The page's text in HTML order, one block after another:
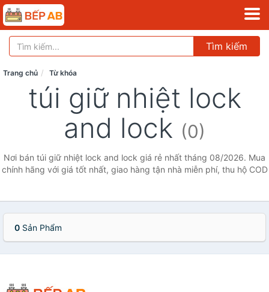
Tìm kiếm
Trang chủ Từ khóa
túi giữ nhiệt lock
and lock (0)
Nơi bán túi giữ nhiệt lock and lock giá rẻ nhất tháng 08/2026. Mua
chính hãng với giá tốt nhất, giao hàng tận nhà miễn phí, thu hộ COD
0 Sản Phẩm